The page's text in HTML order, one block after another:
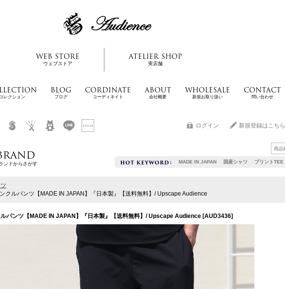
WEB STORE
ウェブストア
ATELIER SHOP
実店舗
レクション
BLOG
ブログ
CORDINATE
コーディネイト
ABOUT
会社概要
WHOLESALE
新規お取り扱い
CONTACT
問い合わせ
MADE IN JAPAN 国産シャツ プリントTEE
ログイン 新規登録はこちら
ンドからさがす
クルパンツ【MADE IN JAPAN】『日本製』【送料無料】/ Upscape Audience
パンツ【MADE IN JAPAN】『日本製』【送料無料】/ Upscape Audience [AUD3436]